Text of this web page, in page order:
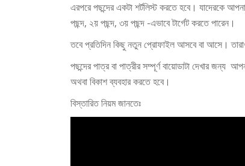
এরপরে পছন্দের একটা শর্টলিস্ট করতে হবে। যাদেরকে
পছন্দ, ২য় পছন্দ, ৩য় পছন্দ -এভাবে টার্গেট করতে পারেন।
তবে প্রতিদিন কিছু নতুন প্রোফাইল আসবে বা আসে।
পছন্দের পাত্র বা পাত্রীর সম্পূর্ণ বায়োডাটা দেখার
অথবা বিকাশ ব্যবহার করতে হবে।
বিস্তারিত নিয়ম জানতেঃ